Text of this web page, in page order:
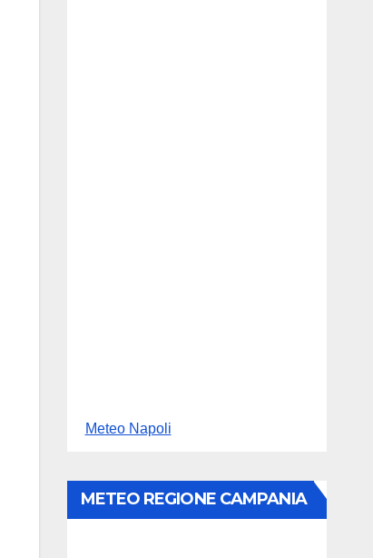
Meteo Napoli
METEO REGIONE CAMPANIA